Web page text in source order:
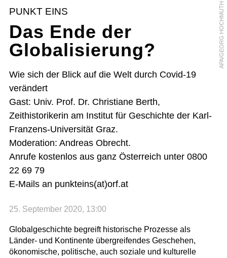
APA/GEORG HOCHMUTH
PUNKT EINS
Das Ende der
Globalisierung?
Wie sich der Blick auf die Welt durch Covid-19
verändert
Gast: Univ. Prof. Dr. Christiane Berth,
Zeithistorikerin am Institut für Geschichte der Karl-
Franzens-Universität Graz.
Moderation: Andreas Obrecht.
Anrufe kostenlos aus ganz Österreich unter 0800
22 69 79
E-Mails an punkteins(at)orf.at
25. September 2020, 13:00
Globalgeschichte begreift historische Prozesse als
Länder- und Kontinente übergreifendes Geschehen,
ökonomische, politische, auch soziale und kulturelle